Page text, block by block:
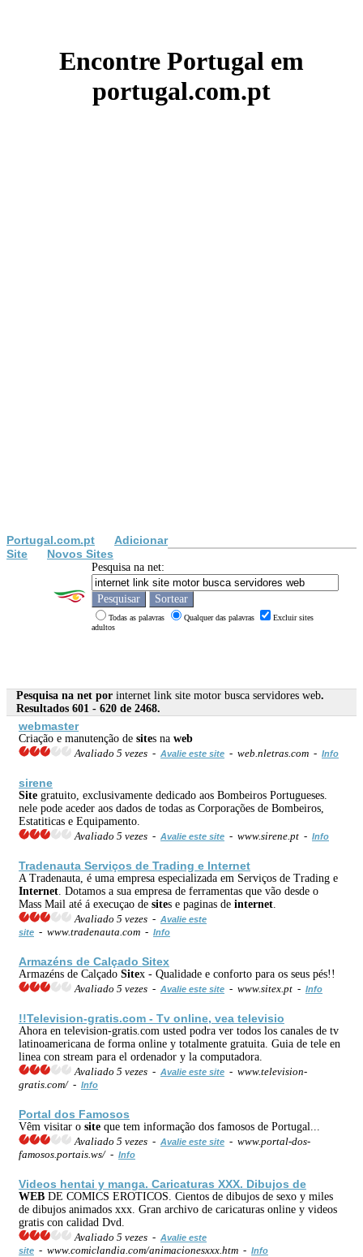
Encontre Portugal em
portugal.com.pt
Portugal.com.pt
Adicionar
Site
Novos Sites
Pesquisa na net:
Todas as palavras Qualquer das palavras
Excluir sites
adultos
Pesquisa na net por internet link site motor busca servidores web.
Resultados 601 - 620 de 2468.
webmaster
Criação e manutenção de sites na web
Avaliado 5 vezes - Avalie este site - web.nletras.com - Info
sirene
Site gratuito, exclusivamente dedicado aos Bombeiros Portugueses.
nele pode aceder aos dados de todas as Corporações de Bombeiros,
Estatiticas e Equipamento.
Avaliado 5 vezes - Avalie este site - www.sirene.pt - Info
Tradenauta Serviços de Trading e Internet
A Tradenauta, é uma empresa especializada em Serviços de Trading e
Internet . Dotamos a sua empresa de ferramentas que vão desde o
Mass Mail até á execuçao de sites e paginas de internet
Avaliado 5 vezes - Avalie este
site - www.tradenauta.com - Info
Armazéns de Calçado Sitex
Armazéns de Calçado Sitex - Qualidade e conforto para os seus pés!!
Avaliado 5 vezes - Avalie este site - www.sitex.pt - Info
!!Television-gratis.com - Tv online, vea televisio
Ahora en television-gratis.com usted podra ver todos los canales de tv
latinoamericana de forma online y totalmente gratuita. Guia de tele en
linea con stream para el ordenador y la computadora.
Avaliado 5 vezes - Avalie este site - www.television-
gratis.com/ - Info
Portal dos Famosos
Vêm visitar o site que tem informação dos famosos de Portugal...
Avaliado 5 vezes - Avalie este site - www.portal-dos-
famosos.portais.ws/ - Info
Videos hentai y manga. Caricaturas XXX. Dibujos de
WEB DE COMICS EROTICOS. Cientos de dibujos de sexo y miles
de dibujos animados xxx. Gran archivo de caricaturas online y videos
gratis con calidad Dvd.
Avaliado 5 vezes - Avalie este
site - www.comiclandia.com/animacionesxxx.htm - Info